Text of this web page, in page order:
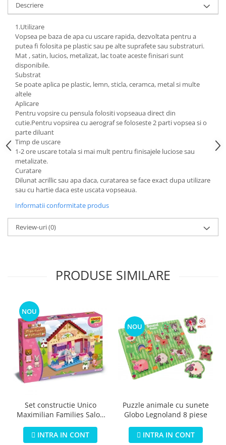
Descriere
1.Utilizare
Vopsea pe baza de apa cu uscare rapida, dezvoltata pentru a
putea fi folosita pe plastic sau pe alte suprafete sau substraturi.
Mat , satin, lucios, metalizat, lac toate aceste finisari sunt
disponibile.
Substrat
Se poate aplica pe plastic, lemn, sticla, ceramca, metal si multe
altele
Aplicare
Pentru vopsire cu pensula folositi vopseaua direct din
cutie.Pentru vopsirea cu aerograf se foloseste 2 parti vopsea si o
parte diluant
Timp de uscare
1-2 ore uscare totala si mai mult pentru finisajele luciose sau
metalizate.
Curatare
Dilunat acrillic sau apa daca, curatarea se face exact dupa utilizare
sau cu hartie daca este uscata vopseaua.
Informatii conformitate produs
Review-uri(0)
PRODUSE SIMILARE
NOU
Set constructie Unico
Maximilian Families Salon
INTRA IN CONT
NOU
Puzzle animale cu sunete
Globo Legnoland 8 piese
INTRA IN CONT